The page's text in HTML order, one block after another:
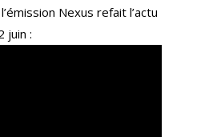
Nexus refait l’actu
juin :